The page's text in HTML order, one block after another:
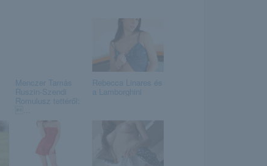
Menczer Tamás
Ruszin-Szendi
Romulusz tettéről:
Rebecca Linares és
a Lamborghini